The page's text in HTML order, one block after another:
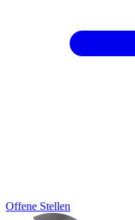
Offene Stellen